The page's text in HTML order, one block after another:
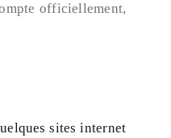
officiellement,
sites internet